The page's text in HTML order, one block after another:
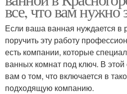
все, что вам нужно
Если ваша ванная нуждается в
поручить эту работу
есть компании, которые
ванных комнат под ключ. В
вам о том, что включается в
подходящую компанию.